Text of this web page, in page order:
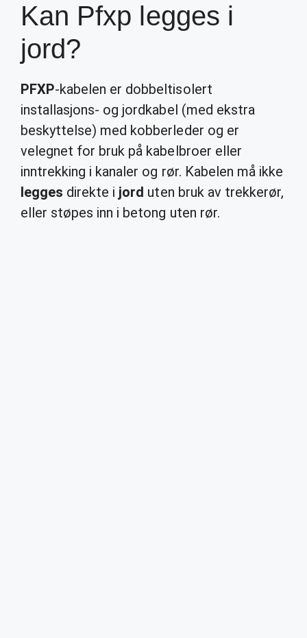
Kan Pfxp legges i
jord?
PFXP-kabelen er dobbeltisolert
installasjons- og jordkabel (med ekstra
beskyttelse) med kobberleder og er
velegnet for bruk på kabelbroer eller
inntrekking i kanaler og rør. Kabelen må ikke
legges direkte i jord uten bruk av trekkerør,
eller støpes inn i betong uten rør.